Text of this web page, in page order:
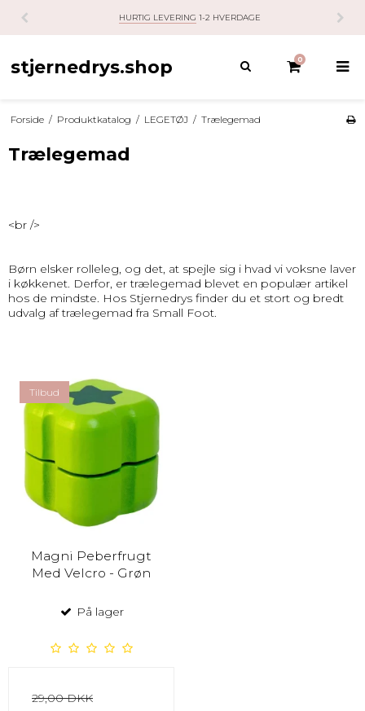
HURTIG LEVERING 1-2 HVERDAGE
stjernedrys.shop 0
Forside / Produktkatalog / LEGETØJ / Trælegemad
Trælegemad
<br />
Børn elsker rolleleg, og det, at spejle sig i hvad vi voksne laver
i køkkenet. Derfor, er trælegemad blevet en populær artikel
hos de mindste. Hos Stjernedrys finder du et stort og bredt
udvalg af trælegemad fra Small Foot.
Tilbud
Magni Peberfrugt
Med Velcro - Grøn
På lager
29,00 DKK